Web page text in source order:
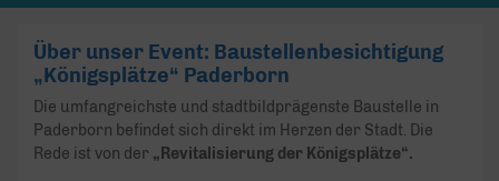
Über unser Event: Baustellenbesichtigung
„Königsplätze“ Paderborn
Die umfangreichste und stadtbildprägenste Baustelle in
Paderborn befindet sich direkt im Herzen der Stadt. Die
Rede ist von der „Revitalisierung der Königsplätze“.